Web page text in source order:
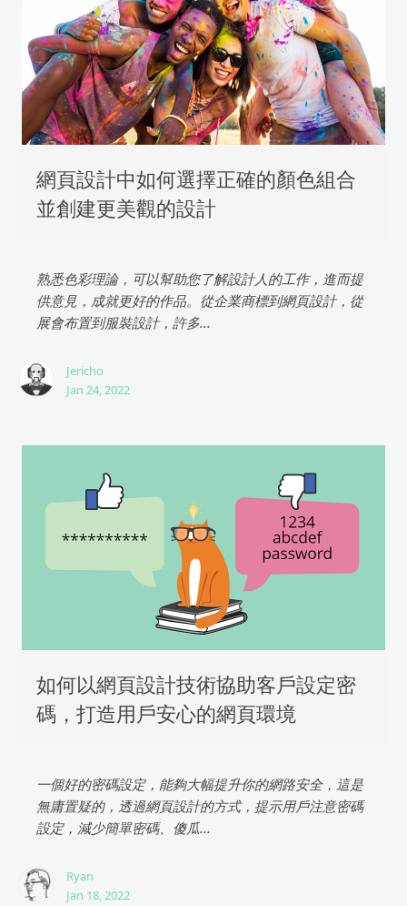
網頁設計中如何選擇正確的顏色組合
並創建更美觀的設計
熟悉色彩理論，可以幫助您了解設計人的工作，進而提
供意見，成就更好的作品。從企業商標到網頁設計，從
展會布置到服裝設計，許多...
Jericho
Jan 24, 2022
如何以網頁設計技術協助客戶設定密
碼，打造用戶安心的網頁環境
一個好的密碼設定，能夠大幅提升你的網路安全，這是
無庸置疑的，透過網頁設計的方式，提示用戶注意密碼
設定，減少簡單密碼、傻瓜...
Ryan
Jan 18, 2022